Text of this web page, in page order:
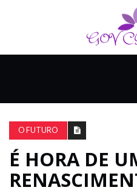
DO
THINK
AGAIN
O FUTURO
É HORA DE